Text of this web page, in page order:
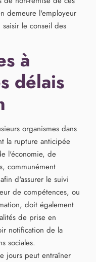
demeure l'employeur
le conseil des
à
délais
organismes dans
la rupture anticipée
l'économie, de
communément
d'assurer le suivi
de compétences, ou
doit également
de prise en
notification de la
sociales.
jours peut entraîner